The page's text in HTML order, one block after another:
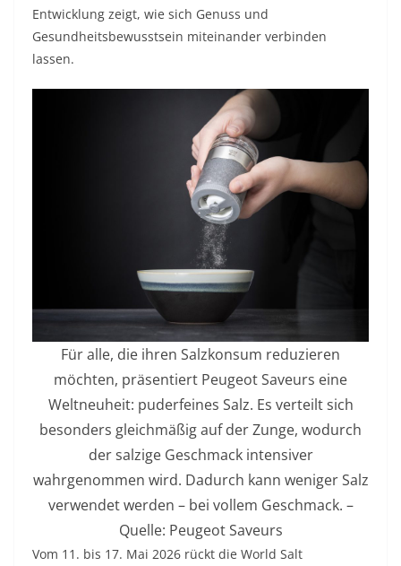
Entwicklung zeigt, wie sich Genuss und
Gesundheitsbewusstsein miteinander verbinden
lassen.
Für alle, die ihren Salzkonsum reduzieren
möchten, präsentiert Peugeot Saveurs eine
Weltneuheit: puderfeines Salz. Es verteilt sich
besonders gleichmäßig auf der Zunge, wodurch
der salzige Geschmack intensiver
wahrgenommen wird. Dadurch kann weniger Salz
verwendet werden – bei vollem Geschmack. –
Quelle: Peugeot Saveurs
Vom 11. bis 17. Mai 2026 rückt die World Salt